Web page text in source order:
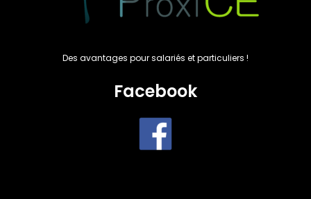
Des avantages pour salariés et particuliers !
Facebook